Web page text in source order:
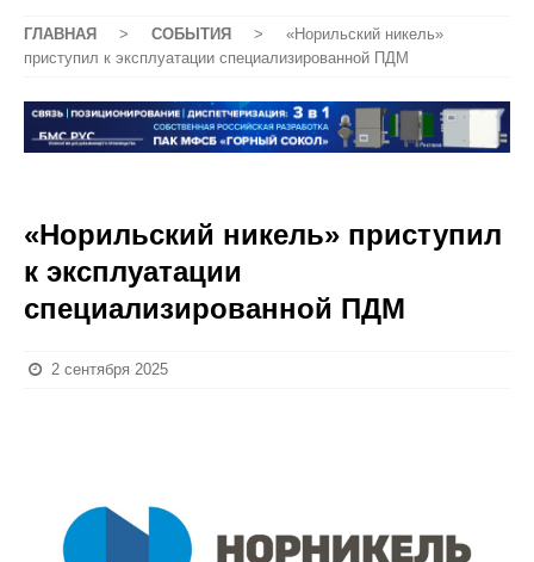
ГЛАВНАЯ > СОБЫТИЯ >
«Норильский никель»
приступил к эксплуатации специализированной ПДМ
«Норильский никель» приступил
к эксплуатации
специализированной ПДМ
2 сентября 2025